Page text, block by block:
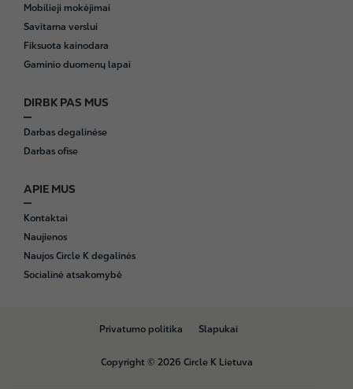
Mobilieji mokėjimai
Savitarna verslui
Fiksuota kainodara
Gaminio duomenų lapai
DIRBK PAS MUS
Darbas degalinėse
Darbas ofise
APIE MUS
Kontaktai
Naujienos
Naujos Circle K degalinės
Socialinė atsakomybė
B
t
Privatumo politika Slapukai
Copyright © 2026 Circle K Lietuva